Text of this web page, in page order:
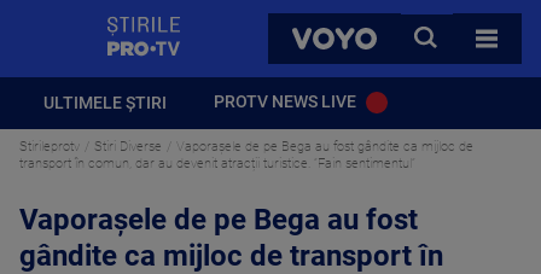
VOYO
CAUTA
TOATE
ULTIMELE ȘTIRI PROTV NEWS LIVE
Stirileprotv Stiri Diverse
Vaporașele de pe Bega au fost gândite ca mijloc de
transport în comun, dar au devenit atracții turistice. ”Fain sentimentul”
Vaporașele de pe Bega au fost
gândite ca mijloc de transport în